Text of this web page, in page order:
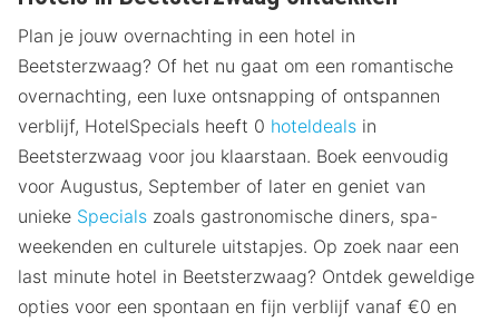
Plan je jouw overnachting in een hotel in
Beetsterzwaag? Of het nu gaat om een romantische
overnachting, een luxe ontsnapping of ontspannen
verblijf, HotelSpecials heeft 0 hoteldeals in
Beetsterzwaag voor jou klaarstaan. Boek eenvoudig
voor Augustus, September of later en geniet van
unieke Specials zoals gastronomische diners, spa-
weekenden en culturele uitstapjes. Op zoek naar een
last minute hotel in Beetsterzwaag? Ontdek geweldige
opties voor een spontaan en fijn verblijf vanaf €0 en